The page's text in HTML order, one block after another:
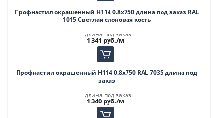
Профнастил окрашенный Н114 0.8х750 длина под заказ RAL
1015 Светлая слоновая кость
длина под заказ
1 341 руб./м
Профнастил окрашенный Н114 0.8х750 RAL 7035 длина под
заказ
длина под заказ
1 340 руб./м